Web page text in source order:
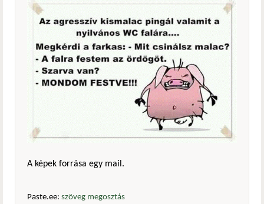
A képek forrása egy mail.
Paste.ee: szöveg megosztás